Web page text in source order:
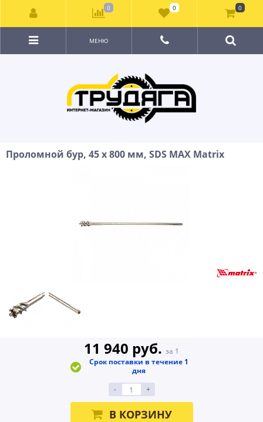
МЕНЮ
Проломной бур, 45 х 800 мм, SDS MAX Matrix
11 940 руб. за 1
Срок поставки в течение 1
дня
-
+
В КОРЗИНУ
0 0 0